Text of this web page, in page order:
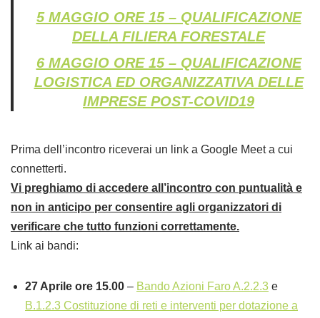
5 MAGGIO ORE 15 – QUALIFICAZIONE
DELLA FILIERA FORESTALE
6 MAGGIO ORE 15 – QUALIFICAZIONE
LOGISTICA ED ORGANIZZATIVA DELLE
IMPRESE POST-COVID19
Prima dell’incontro riceverai un link a Google Meet a cui
connetterti.
Vi preghiamo di accedere all’incontro con puntualità e
non in anticipo per consentire agli organizzatori di
verificare che tutto funzioni correttamente.
Link ai bandi:
27 Aprile ore 15.00 – Bando Azioni Faro A.2.2.3 e
B.1.2.3 Costituzione di reti e interventi per dotazione a